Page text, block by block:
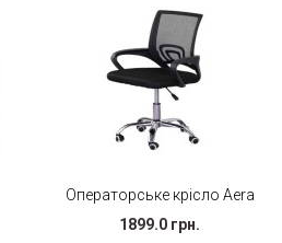
Операторське крісло Aera
1899.0 грн.